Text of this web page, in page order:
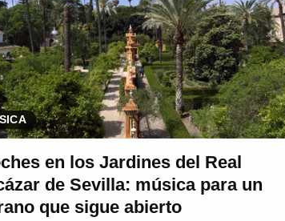
en los Jardines del Real
de Sevilla: música para un
que sigue abierto